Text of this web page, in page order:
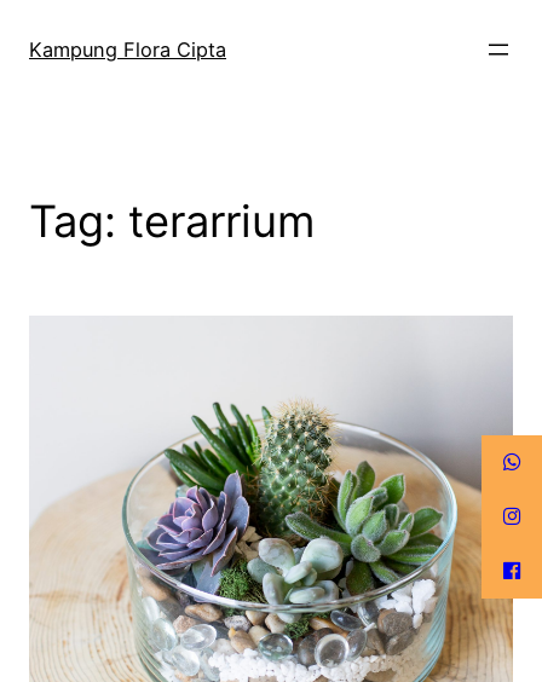
Kampung Flora Cipta
Tag: terarrium